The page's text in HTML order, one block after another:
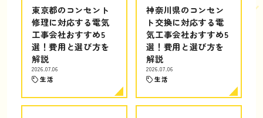
東京都のコンセント
修理に対応する電気
工事会社おすすめ5
選！費用と選び方を
解説
2026.07.06
生活
神奈川県のコンセン
ト交換に対応する電
気工事会社おすすめ5
選！費用と選び方を
解説
2026.07.06
生活